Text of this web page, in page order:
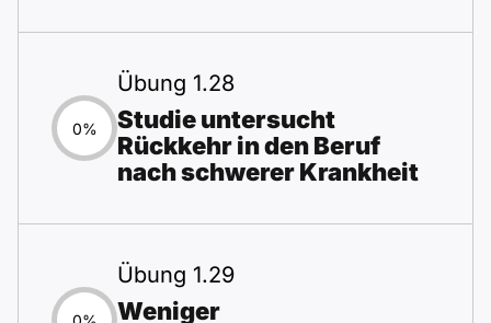
0%
Übung 1.28
Studie untersucht
Rückkehr in den Beruf
nach schwerer Krankheit
Übung 1.29
Weniger